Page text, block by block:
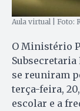
Aula virtual | Foto:
O Ministério
se reuniram
terça-feira,
escolar e a